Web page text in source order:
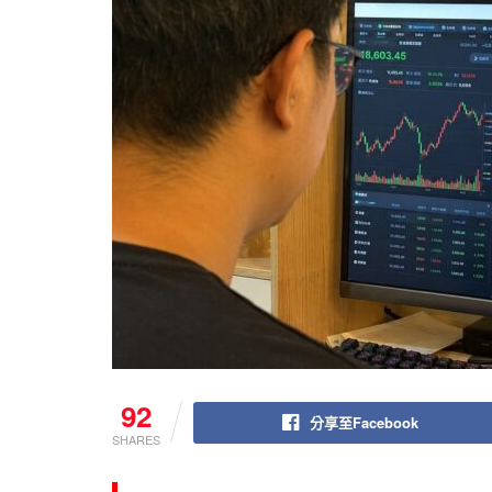
92
SHARES
分享至Facebook